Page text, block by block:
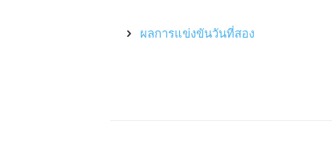
ผลการแข่งขันวันที่สอง